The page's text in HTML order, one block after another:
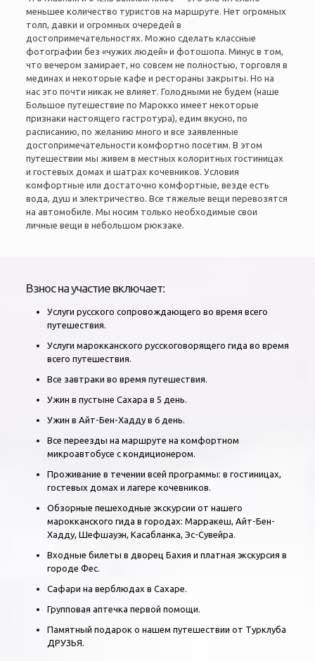
меньшее количество туристов на маршруте. Нет огромных
толп, давки и огромных очередей в
достопримечательностях. Можно сделать классные
фотографии без «чужих людей» и фотошопа. Минус в том,
что вечером замирает, но совсем не полностью, торговля в
мединах и некоторые кафе и рестораны закрыты. Но на
нас это почти никак не влияет. Голодными не будем (наше
Большое путешествие по Марокко имеет некоторые
признаки настоящего гастротура), едим вкусно, по
расписанию, по желанию много и все заявленные
достопримечательности комфортно посетим. В этом
путешествии мы живем в местных колоритных гостиницах
и гостевых домах и шатрах кочевников. Условия
комфортные или достаточно комфортные, везде есть
вода, душ и электричество. Все тяжелые вещи перевозятся
на автомобиле. Мы носим только необходимые свои
личные вещи в небольшом рюкзаке.
Взнос на участие включает:
Услуги русского сопровождающего во время всего
путешествия.
Услуги марокканского русскоговорящего гида во время
всего путешествия.
Все завтраки во время путешествия.
Ужин в пустыне Сахара в 5 день.
Ужин в Айт-Бен-Хадду в 6 день.
Все переезды на маршруте на комфортном
микроавтобусе с кондиционером.
Проживание в течении всей программы: в гостиницах,
гостевых домах и лагере кочевников.
Обзорные пешеходные экскурсии от нашего
марокканского гида в городах: Марракеш, Айт-Бен-
Хадду, Шефшауэн, Касабланка, Эс-Сувейра.
Входные билеты в дворец Бахия и платная экскурсия в
городе Фес.
Сафари на верблюдах в Сахаре.
Групповая аптечка первой помощи.
Памятный подарок о нашем путешествии от Турклуба
ДРУЗЬЯ.